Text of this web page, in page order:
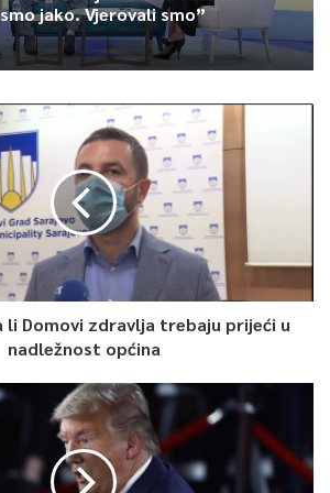
o medaljama iz Hrvatske:
jako. Vjerovali smo”
saobraćaja KS: Završena
uskoro javna nabavka
mosta u ulici Ive Andrića
li Domovi zdravlja trebaju prijeći u
nadležnost općina